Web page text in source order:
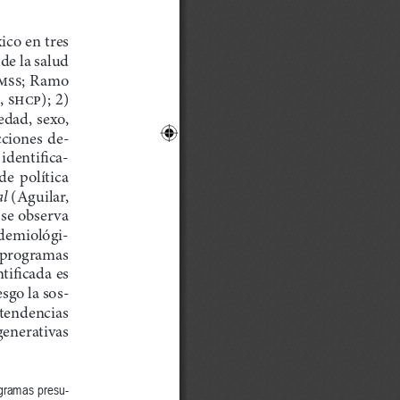
en tres
la salud
Ramo
shcp); 2)
sexo,
de-
identifica-
política
(Aguilar,
observa
es
la sos-
presu-